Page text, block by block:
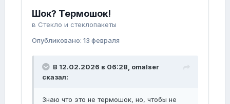
Шок? Термошок!
в Стекло и стеклопакеты
Опубликовано: 13 февраля
В 12.02.2026 в 06:28, omalser
сказал:
Знаю что это не термошок, но, чтобы не